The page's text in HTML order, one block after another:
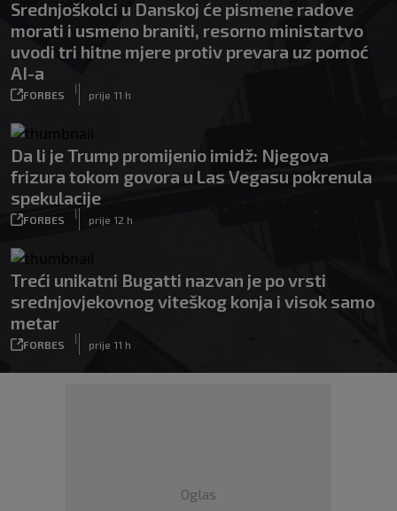
Srednjoškolci u Danskoj će pismene radove
morati i usmeno braniti, resorno ministartvo
uvodi tri hitne mjere protiv prevara uz pomoć
AI-a
FORBES
|
prije 11 h
Da li je Trump promijenio imidž: Njegova
frizura tokom govora u Las Vegasu pokrenula
spekulacije
FORBES
|
prije 12 h
Treći unikatni Bugatti nazvan je po vrsti
srednjovjekovnog viteškog konja i visok samo
metar
FORBES
|
prije 11 h
Oglas